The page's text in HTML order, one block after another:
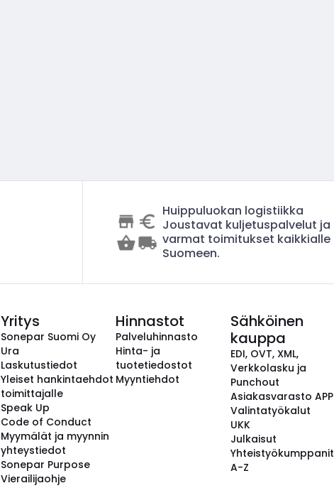
Huippuluokan logistiikka
Joustavat kuljetuspalvelut ja
varmat toimitukset kaikkialle
Suomeen.
Yritys
Sonepar Suomi Oy
Ura
Laskutustiedot
Yleiset hankintaehdot
toimittajalle
Speak Up
Code of Conduct
Myymälät ja myynnin
yhteystiedot
Sonepar Purpose
Vierailijaohje
Hinnastot
Palveluhinnasto
Hinta- ja
tuotetiedostot
Myyntiehdot
Sähköinen
kauppa
EDI, OVT, XML,
Verkkolasku ja
Punchout
Asiakasvarasto APP
Valintatyökalut
UKK
Julkaisut
Yhteistyökumppanit
A-Z